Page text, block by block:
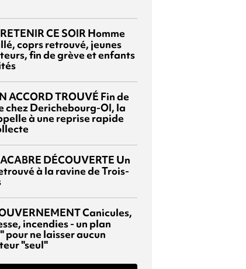
CE SOIR Homme
coprs retrouvé, jeunes
fin de grève et enfants
ACCORD TROUVÉ Fin de
chez Derichebourg-OI, la
à une reprise rapide
DÉCOUVERTE Un
à la ravine de Trois-
Canicules,
incendies - un plan
pour ne laisser aucun
"seul"